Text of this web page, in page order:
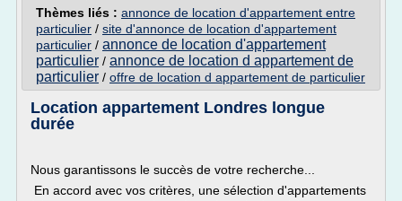
Thèmes liés : annonce de location d'appartement entre
particulier / site d'annonce de location d'appartement
particulier / annonce de location d'appartement
particulier / annonce de location d appartement de
particulier / offre de location d appartement de particulier
Location appartement Londres longue
durée
Nous garantissons le succès de votre recherche...
En accord avec vos critères, une sélection d'appartements